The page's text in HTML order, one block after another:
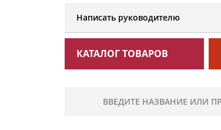
Написать руководителю
КАТАЛОГ ТОВАРОВ